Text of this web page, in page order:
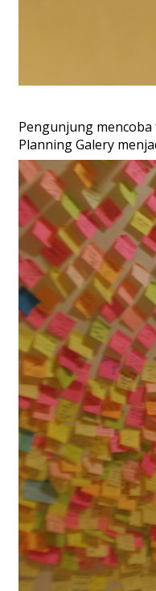
Pengunjung mencoba
Planning Galery